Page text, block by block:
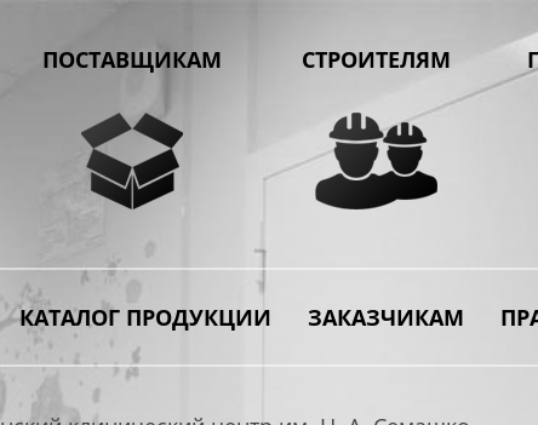
ПОСТАВЩИКАМ СТРОИТЕЛЯМ
КАТАЛОГ ПРОДУКЦИИ ЗАКАЗЧИКАМ